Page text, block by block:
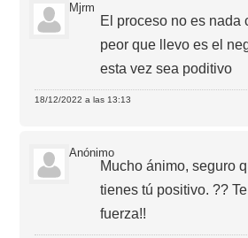
Mjrm
El proceso no es nada
peor que llevo es el
esta vez sea poditivo
18/12/2022 a las 13:13
Anónimo
Mucho ánimo, seguro
tienes tú positivo. ??
fuerza!!